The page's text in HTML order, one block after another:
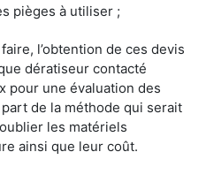
pièges à utiliser ;
l’obtention de ces devis
dératiseur contacté
pour une évaluation des
de la méthode qui serait
les matériels
ainsi que leur coût.